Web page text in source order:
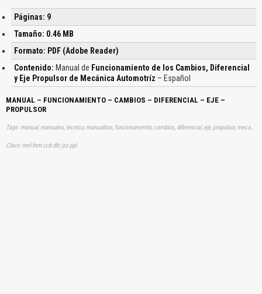
Páginas: 9
Tamaño: 0.46 MB
Formato: PDF (Adobe Reader)
Contenido: Manual de Funcionamiento de los Cambios, Diferencial
y Eje Propulsor de Mecánica Automotríz – Español
MANUAL – FUNCIONAMIENTO – CAMBIOS – DIFERENCIAL – EJE –
PROPULSOR
Tags: manual, manuales, tecnico, manualitos, funcionamiento, cambios, diferencial, eje, propulsor, mecanica, automotriz, aprender, descargas
Clave: mnl fnm ccb dfc jss ppl